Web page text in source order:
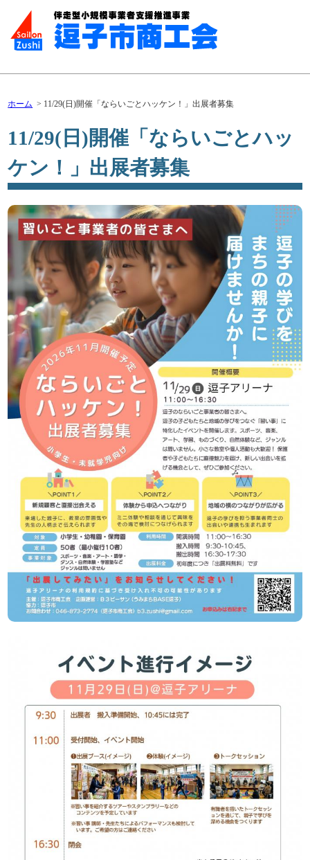
ホーム 11/29(日)開催「ならいごとハッケン！」出展者募集
11/29(日)開催「ならいごとハッ
ケン！」出展者募集